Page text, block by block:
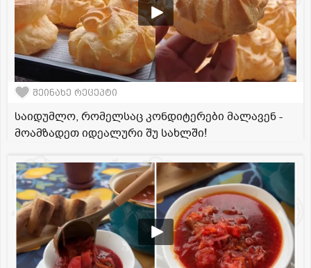
შეინახე რეცეპტი
საიდუმლო, რომელსაც კონდიტერები მალავენ -
მოამზადეთ იდეალური შუ სახლში!